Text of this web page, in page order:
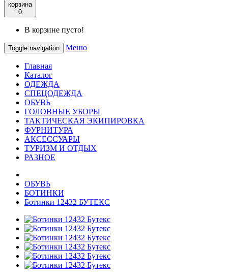
корзина
0
В корзине пусто!
Toggle navigation Меню
Главная
Каталог
ОДЕЖДА
СПЕЦОДЕЖДА
ОБУВЬ
ГОЛОВНЫЕ УБОРЫ
ТАКТИЧЕСКАЯ ЭКИПИРОВКА
ФУРНИТУРА
АКСЕССУАРЫ
ТУРИЗМ И ОТДЫХ
РАЗНОЕ
ОБУВЬ
БОТИНКИ
Ботинки 12432 БУТЕКС